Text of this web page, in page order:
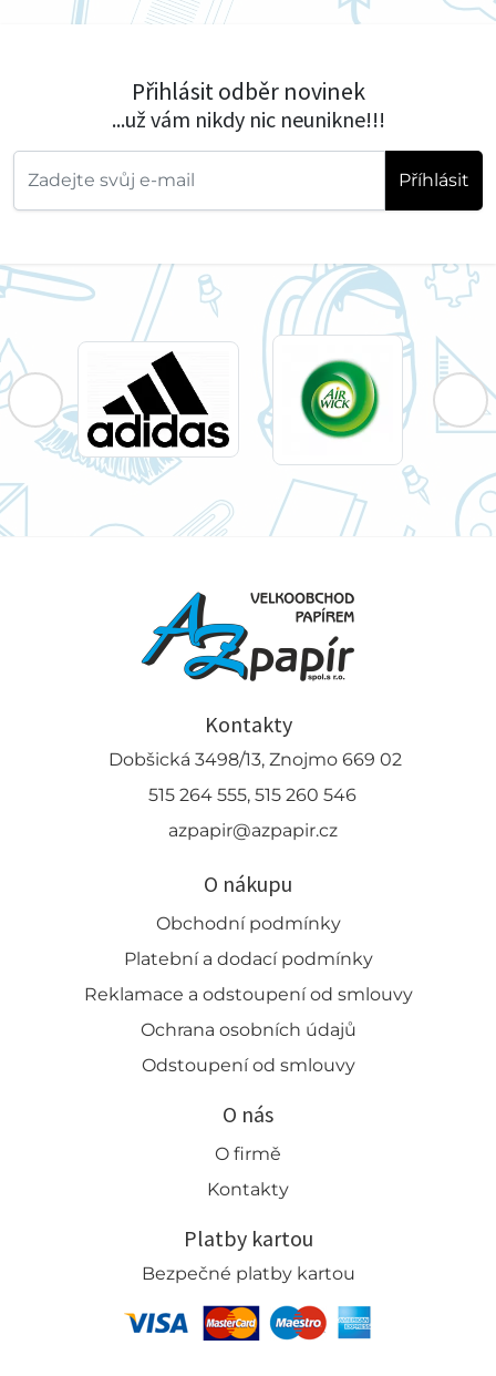
Přihlásit odběr novinek
...už vám nikdy nic neunikne!!!
Příhlásit
Kontakty
Dobšická 3498/13, Znojmo 669 02
515 264 555, 515 260 546
azpapir@azpapir.cz
O nákupu
Obchodní podmínky
Platební a dodací podmínky
Reklamace a odstoupení od smlouvy
Ochrana osobních údajů
Odstoupení od smlouvy
O nás
O firmě
Kontakty
Platby kartou
Bezpečné platby kartou